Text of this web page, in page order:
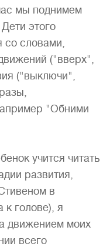
мы поднимем
этого
со словами,
("вверх",
("выключи",
"Обними
учится читать
развития,
в
к голове), я
движением моих
всего